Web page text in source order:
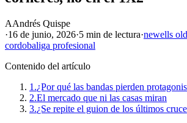
AAndrés Quispe
·16 de junio, 2026·5 min de lectura·newells
cordobaliga profesional
Contenido del artículo
1.¿Por qué las bandas pierden
2.El mercado que ni las casas miran
3.¿Se repite el guion de los últimos